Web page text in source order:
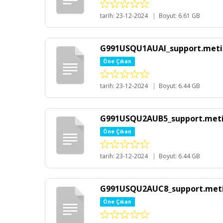
tarih: 23-12-2024 | Boyut: 6.61 GB
Öne Çıkan
tarih: 23-12-2024 | Boyut: 6.44 GB
Öne Çıkan
tarih: 23-12-2024 | Boyut: 6.44 GB
Öne Çıkan